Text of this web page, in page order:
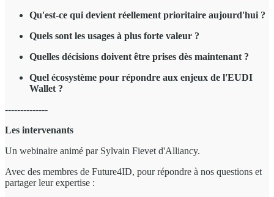
Qu'est-ce qui devient réellement prioritaire aujourd'hui ?
Quels sont les usages à plus forte valeur ?
Quelles décisions doivent être prises dès maintenant ?
Quel écosystème pour répondre aux enjeux de l'EUDI
Wallet ?
--------------
Les intervenants
Un webinaire animé par Sylvain Fievet d'Alliancy.
Avec des membres de Future4ID, pour répondre à nos questions et
partager leur expertise :